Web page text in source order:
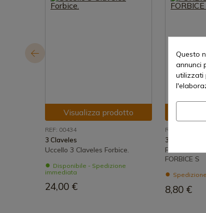
Visualizza prodotto
REF: 00434
3 Claveles
Uccello 3 Claveles Forbice.
Disponibile - Spedizione
immediata
24,00 €
REF: 444
3 Claveles
FORBICE
FORBICE S
8,80 €
Questo
annunci
utilizzati